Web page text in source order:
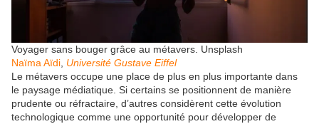
Voyager sans bouger grâce au métavers. Unsplash
Naïma Aïdi Université Gustave Eiffel
Le métavers occupe une place de plus en plus importante dans
le paysage médiatique. Si certains se positionnent de manière
prudente ou réfractaire, d’autres considèrent cette évolution
technologique comme une opportunité pour développer de